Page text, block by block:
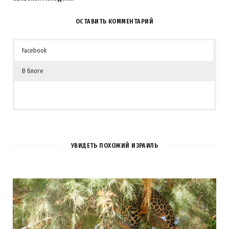
ОСТАВИТЬ КОММЕНТАРИЙ
Facebook
В блоге
УВИДЕТЬ ПОХОЖИЙ ИЗРАИЛЬ